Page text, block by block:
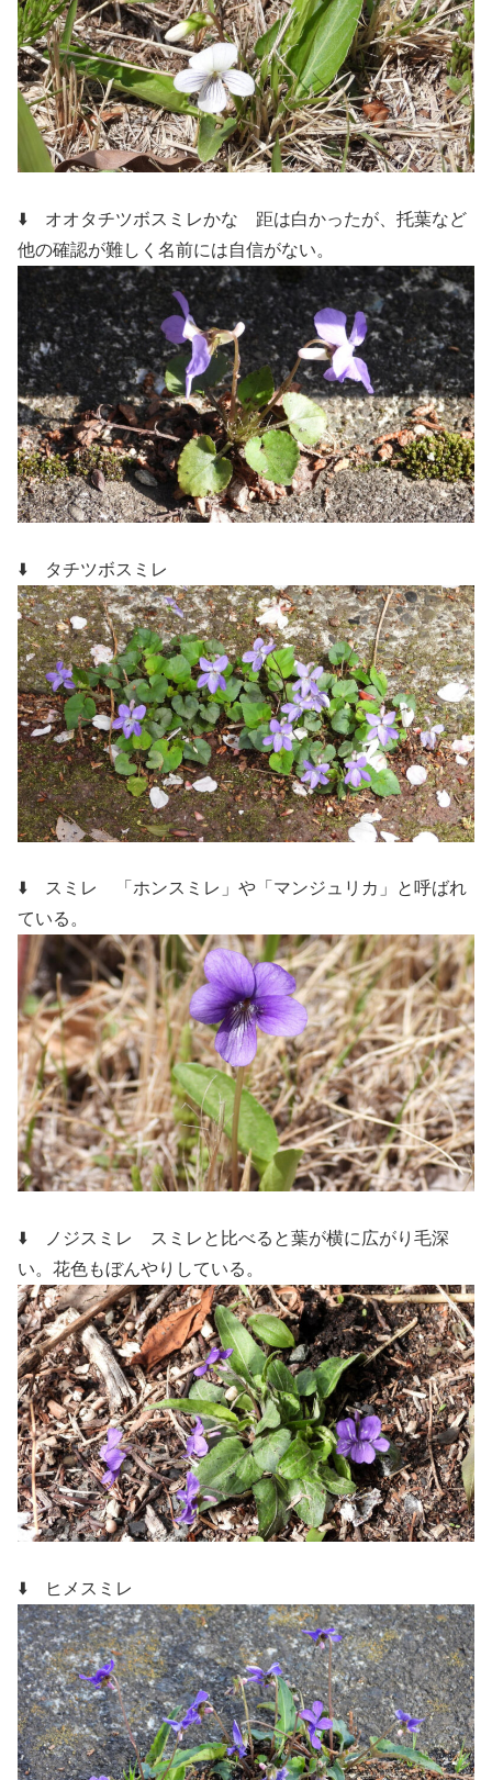
⬇️ オオタチツボスミレかな 距は白かったが、托葉など
他の確認が難しく名前には自信がない。
⬇️ タチツボスミレ
⬇️ スミレ 「 ホンスミレ」や「マンジュリカ」と呼ばれ
ている。
⬇️ ノジスミレ スミレと比べると葉が横に広がり毛深
い。花色もぼんやりしている。
⬇️ ヒメスミレ